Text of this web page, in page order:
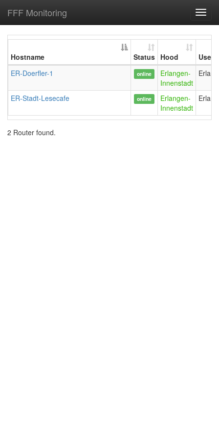
FFF Monitoring
Hostname Status Hood
User
ER-Doerfler-1
online
Erlangen-
Innenstadt
ER-Stadt-Lesecafe online
Erlangen-
Innenstadt
2 Router found.